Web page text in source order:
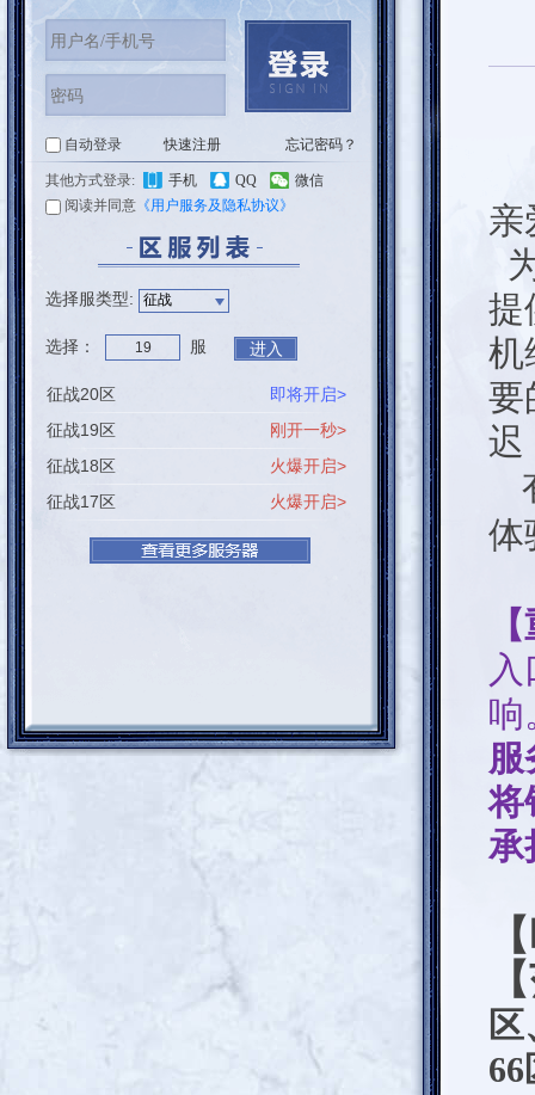
自动登录 忘记密码？
快速注册
其他方式登录: 手机 QQ
微信
阅读并同意 《用户服务及隐私协议》
选择服类型:
选择 ： 服 进入
征战20区
即将开启>
征战19区
刚开一秒>
征战18区
火爆开启>
征战17区
火爆开启>
亲
提
机
要
迟
体
【
响
服
将
承
66